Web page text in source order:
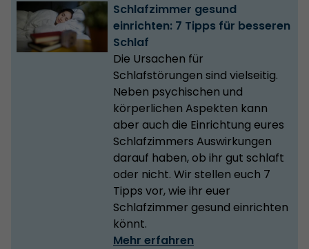
Schlafzimmer gesund
einrichten: 7 Tipps für besseren
Schlaf
Die Ursachen für
Schlafstörungen sind vielseitig.
Neben psychischen und
körperlichen Aspekten kann
aber auch die Einrichtung eures
Schlafzimmers Auswirkungen
darauf haben, ob ihr gut schlaft
oder nicht. Wir stellen euch 7
Tipps vor, wie ihr euer
Schlafzimmer gesund einrichten
könnt.
Mehr erfahren